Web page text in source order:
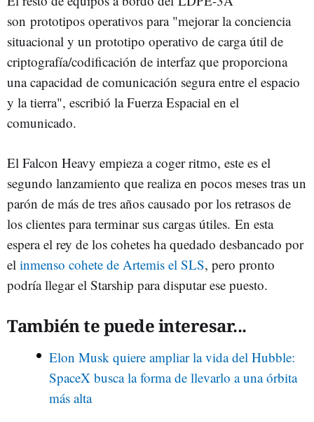
son prototipos operativos para "mejorar la conciencia
situacional y un prototipo operativo de carga útil de
criptografía/codificación de interfaz que proporciona
una capacidad de comunicación segura entre el espacio
y la tierra", escribió la Fuerza Espacial en el
comunicado.
El Falcon Heavy empieza a coger ritmo, este es el
segundo lanzamiento que realiza en pocos meses tras un
parón de más de tres años causado por los retrasos de
los clientes para terminar sus cargas útiles. En esta
espera el rey de los cohetes ha quedado desbancado por
el inmenso cohete de Artemis el SLS, pero pronto
podría llegar el Starship para disputar ese puesto.
También te puede interesar...
Elon Musk quiere ampliar la vida del Hubble:
SpaceX busca la forma de llevarlo a una órbita
más alta